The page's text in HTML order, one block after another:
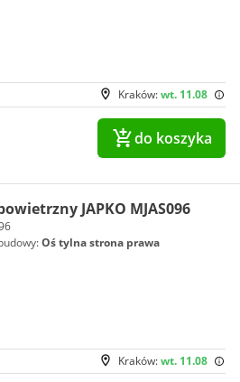
Kraków:wt. 11.08
do koszyka
JAPKO MJAS096
Oś tylna strona prawa
Kraków:wt. 11.08